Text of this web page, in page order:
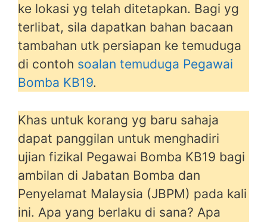
ke lokasi yg telah ditetapkan. Bagi yg
terlibat, sila dapatkan bahan bacaan
tambahan utk persiapan ke temuduga
di contoh soalan temuduga Pegawai
Bomba KB19.
Khas untuk korang yg baru sahaja
dapat panggilan untuk menghadiri
ujian fizikal Pegawai Bomba KB19 bagi
ambilan di Jabatan Bomba dan
Penyelamat Malaysia (JBPM) pada kali
ini. Apa yang berlaku di sana? Apa